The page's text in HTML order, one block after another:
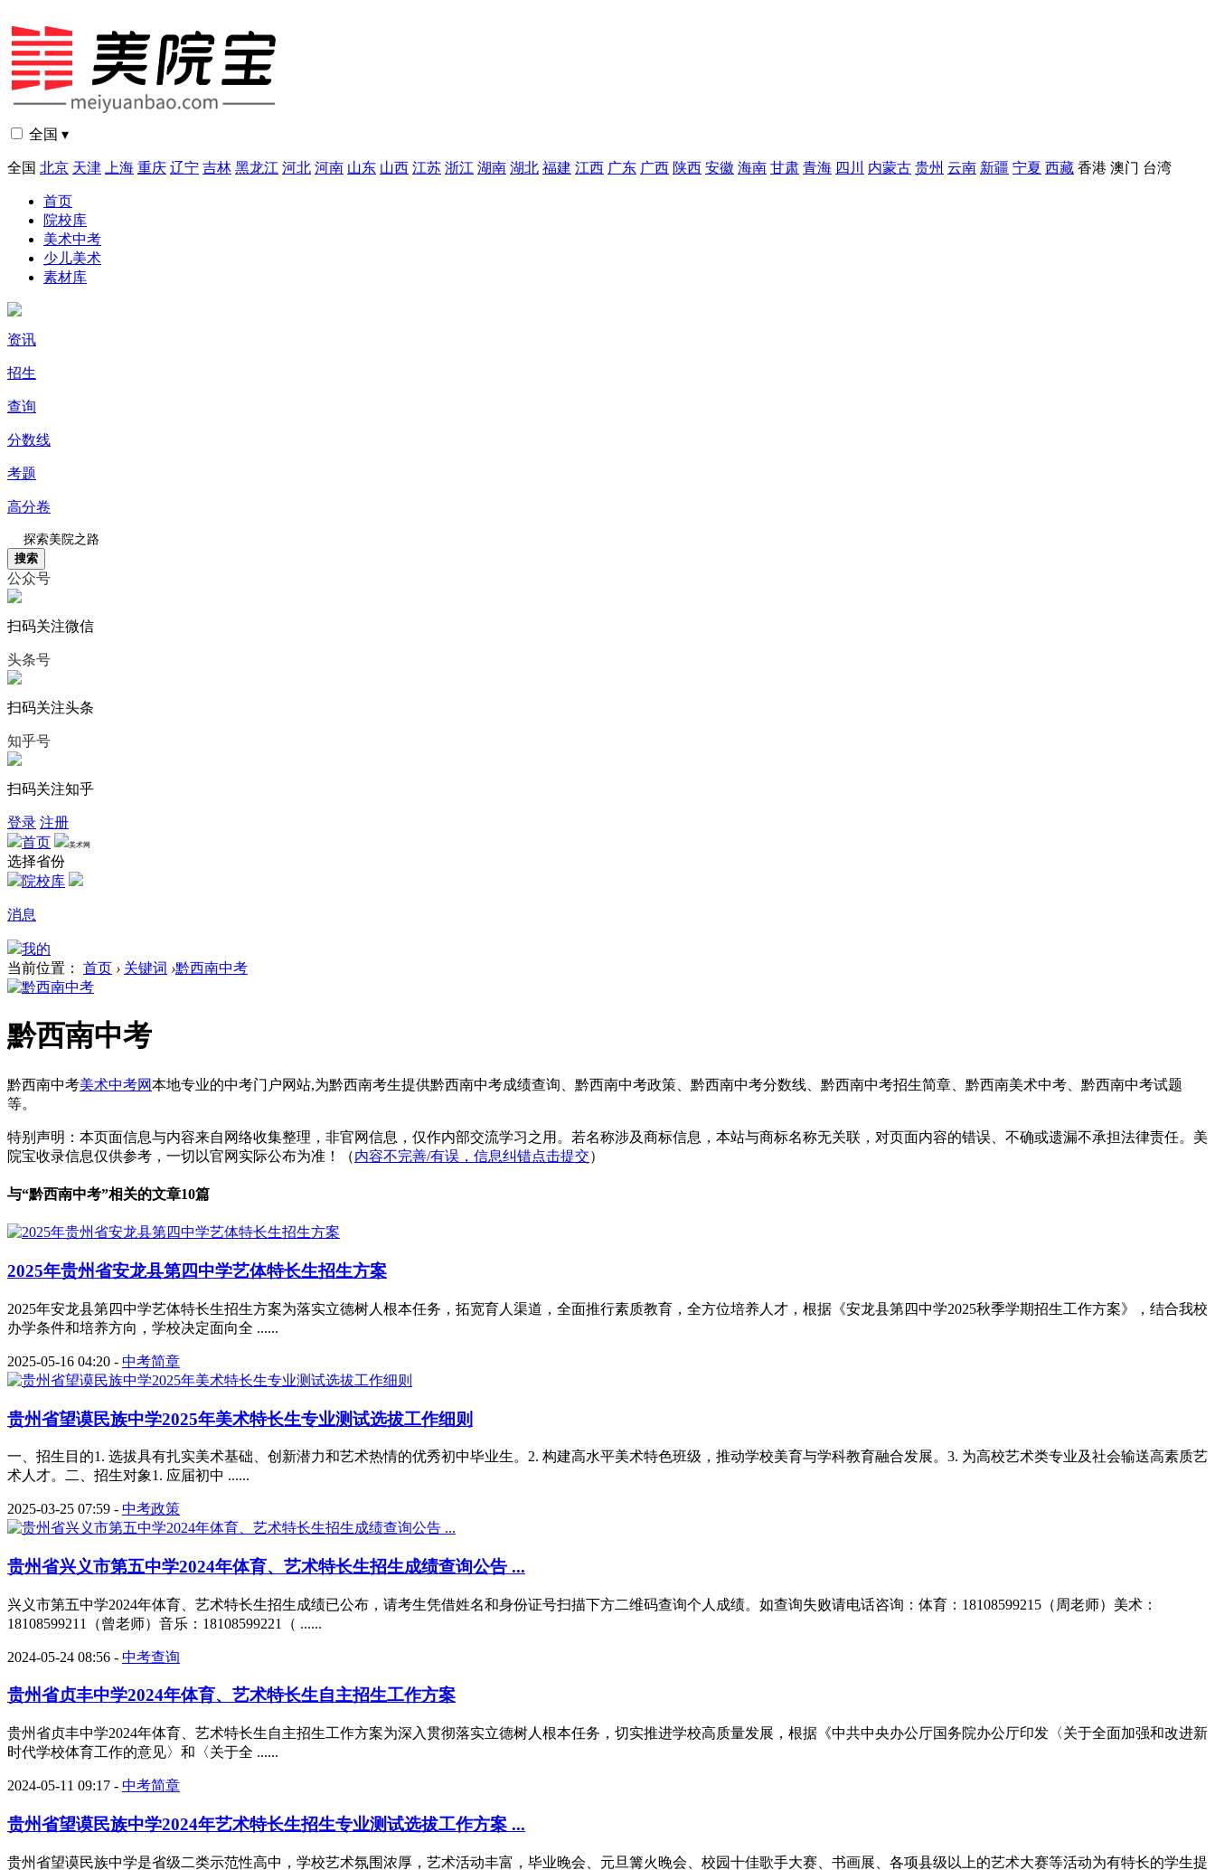
全国 ▾
全国 北京 天津 上海 重庆 辽宁 吉林 黑龙江 河北 河南 山东 山西 江苏 浙江 湖南 湖北 福建 江西 广东 广西 陕西 安徽 海南 甘肃 青海 四川 内蒙古 贵州 云南 新疆 宁夏 西藏 香港 澳门 台湾
首页
院校库
美术中考
少儿美术
素材库
资讯
招生
查询
分数线
考题
高分卷
搜索
公众号
扫码关注微信
头条号
扫码关注头条
知乎号
扫码关注知乎
登录 注册
首页
美术网
选择省份
院校库
消息
我的
当前位置：
首页 › 关键词 ›黔西南中考
黔西南中考
黔西南中考美术中考网本地专业的中考门户网站,为黔西南考生提供黔西南中考成绩查询、黔西南中考政策、黔西南中考分数线、黔西南中考招生简章、黔西南美术中考、黔西南中考试题
等。
特别声明：本页面信息与内容来自网络收集整理，非官网信息，仅作内部交流学习之用。若名称涉及商标信息，本站与商标名称无关联，对页面内容的错误、不确或遗漏不承担法律责任。美
院宝收录信息仅供参考，一切以官网实际公布为准！（内容不完善/有误，信息纠错点击提交）
与“黔西南中考”相关的文章10篇
2025年贵州省安龙县第四中学艺体特长生招生方案
2025年安龙县第四中学艺体特长生招生方案为落实立德树人根本任务，拓宽育人渠道，全面推行素质教育，全方位培养人才，根据《安龙县第四中学2025秋季学期招生工作方案》，结合我校
办学条件和培养方向，学校决定面向全 ......
2025-05-16 04:20 - 中考简章
贵州省望谟民族中学2025年美术特长生专业测试选拔工作细则
一、招生目的1. 选拔具有扎实美术基础、创新潜力和艺术热情的优秀初中毕业生。2. 构建高水平美术特色班级，推动学校美育与学科教育融合发展。3. 为高校艺术类专业及社会输送高素质艺
术人才。二、招生对象1. 应届初中 ......
2025-03-25 07:59 - 中考政策
贵州省兴义市第五中学2024年体育、艺术特长生招生成绩查询公告 ...
兴义市第五中学2024年体育、艺术特长生招生成绩已公布，请考生凭借姓名和身份证号扫描下方二维码查询个人成绩。如查询失败请电话咨询：体育：18108599215（周老师）美术：
18108599211（曾老师）音乐：18108599221（ ......
2024-05-24 08:56 - 中考查询
贵州省贞丰中学2024年体育、艺术特长生自主招生工作方案
贵州省贞丰中学2024年体育、艺术特长生自主招生工作方案为深入贯彻落实立德树人根本任务，切实推进学校高质量发展，根据《中共中央办公厅国务院办公厅印发〈关于全面加强和改进新
时代学校体育工作的意见〉和〈关于全 ......
2024-05-11 09:17 - 中考简章
贵州省望谟民族中学2024年艺术特长生招生专业测试选拔工作方案 ...
贵州省望谟民族中学是省级二类示范性高中，学校艺术氛围浓厚，艺术活动丰富，毕业晚会、元旦篝火晚会、校园十佳歌手大赛、书画展、各项县级以上的艺术大赛等活动为有特长的学生提